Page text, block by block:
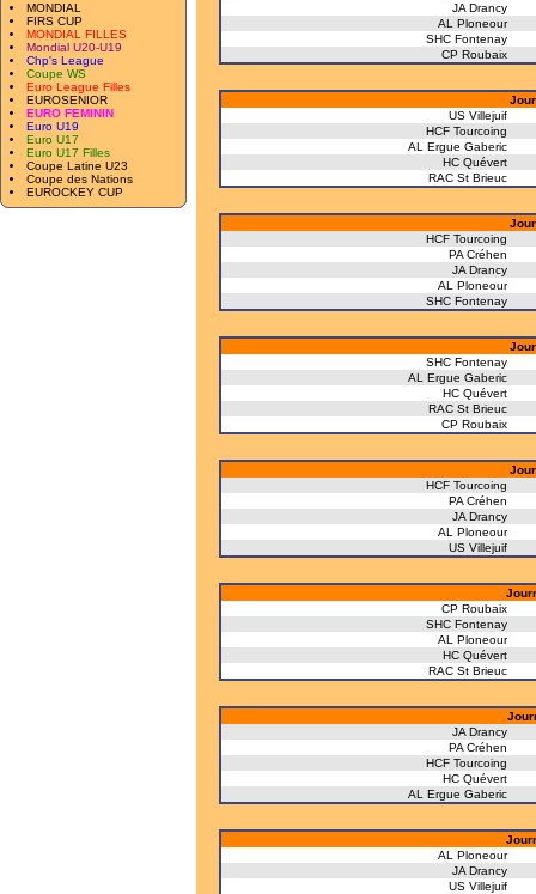
MONDIAL
FIRS CUP
MONDIAL FILLES
Mondial U20-U19
Chp's League
Coupe WS
Euro League Filles
EUROSENIOR
EURO FEMININ
Euro U19
Euro U17
Euro U17 Filles
Coupe Latine U23
Coupe des Nations
EUROCKEY CUP
JA Drancy
AL Ploneour
SHC Fontenay
CP Roubaix
US Villejuif
HCF Tourcoing
AL Ergue Gaberic
HC Quévert
RAC St Brieuc
HCF Tourcoing
PA Créhen
JA Drancy
AL Ploneour
SHC Fontenay
SHC Fontenay
AL Ergue Gaberic
HC Quévert
RAC St Brieuc
CP Roubaix
HCF Tourcoing
PA Créhen
JA Drancy
AL Ploneour
US Villejuif
CP Roubaix
SHC Fontenay
AL Ploneour
HC Quévert
RAC St Brieuc
JA Drancy
PA Créhen
HCF Tourcoing
HC Quévert
AL Ergue Gaberic
AL Ploneour
JA Drancy
US Villejuif